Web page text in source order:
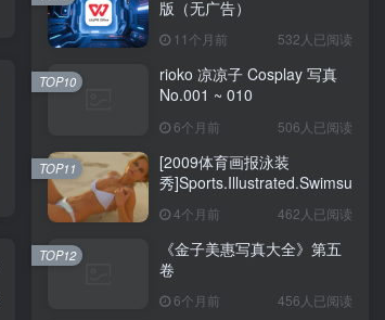
《金子美惠写真大全》第四卷 《金子美惠写真大全》第二卷
版（无广告）
11个月前 532人已阅读
rioko 凉凉子 Cosplay 写真
No.001 ~ 010
6个月前 506人已阅读
TOP10
[2009体育画报泳装
秀
4个月前 462人已阅读
TOP11
《金子美惠写真大全》第五
卷
6个月前 456人已阅读
TOP12